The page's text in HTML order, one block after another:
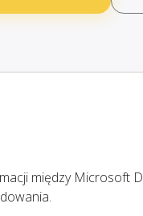
między Microsoft